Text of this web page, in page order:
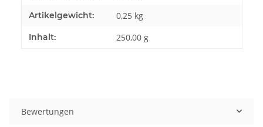
Artikelgewicht: 0,25 kg
Inhalt: 250,00 g
Bewertungen